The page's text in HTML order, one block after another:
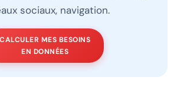
sociaux, navigation.
CALCULER MES BESOINS
EN DONNÉES